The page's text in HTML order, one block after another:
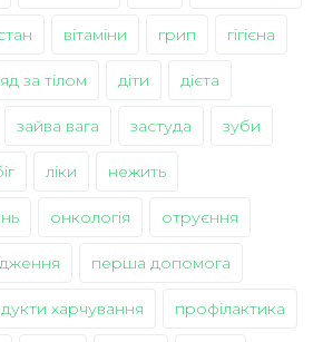
вітаміни грип гігієна
за тілом діти дієта
зайва вага застуда зуби
ліки нежить
онкологія отруєння
перша допомога
харчування профілактика